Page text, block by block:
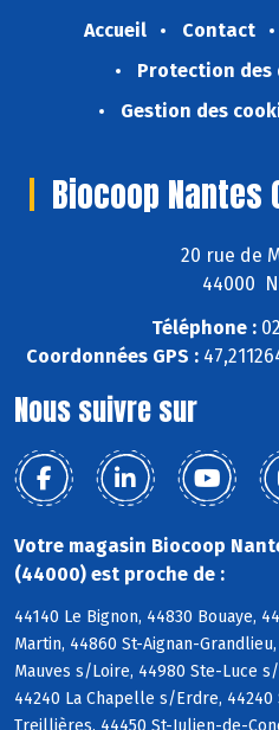
Accueil Contact
Protection des
Gestion des
Biocoop Nantes
20 rue de
44000
Téléphone :
Coordonnées GPS :
Nous suivre sur
Votre magasin Biocoop
(44000) est proche de :
44140 Le Bignon, 44830 Bouaye,
Martin, 44860 St-Aignan-
Mauves s/Loire, 44980 Ste-Luce
44240 La Chapelle s/Erdre, 44240